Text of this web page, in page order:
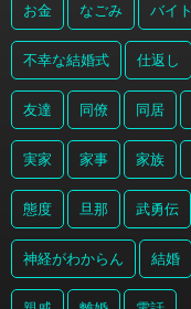
お金 なごみ バイト
不幸な結婚式 仕返し
友達 同僚 同居
実家 家事 家族
態度 旦那 武勇伝
神経がわからん 結婚